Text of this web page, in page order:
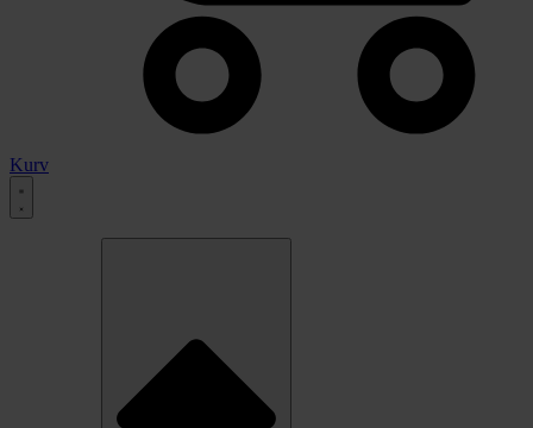
Kurv